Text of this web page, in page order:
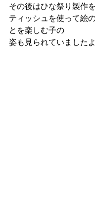
その後はひな祭り製作
ティッシュを使って絵
とを楽しむ子の
姿も見られていましたよ